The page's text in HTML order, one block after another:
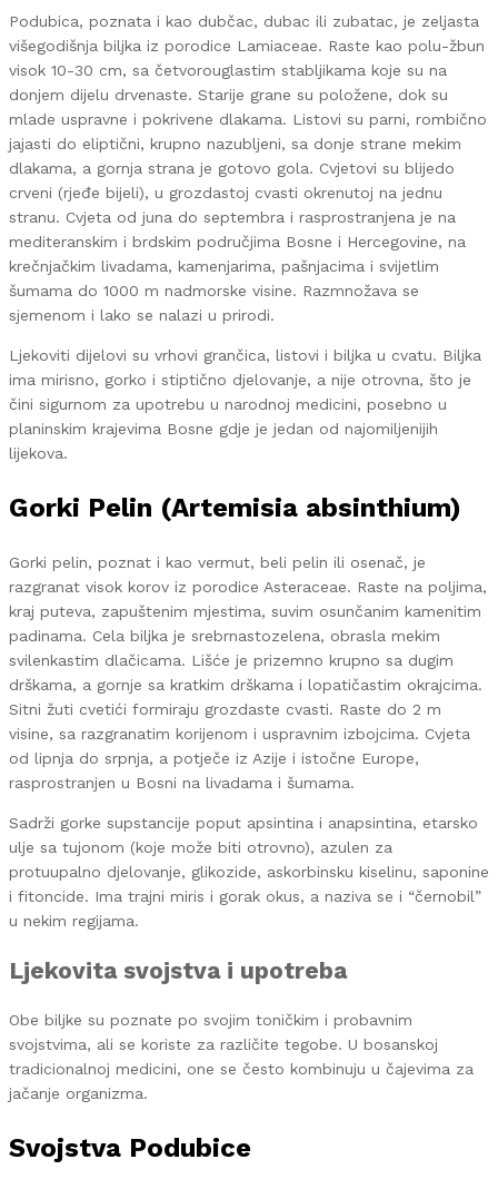
Podubica, poznata i kao dubčac, dubac ili zubatac, je zeljasta
višegodišnja biljka iz porodice Lamiaceae. Raste kao polu-žbun
visok 10-30 cm, sa četvorouglastim stabljikama koje su na
donjem dijelu drvenaste. Starije grane su položene, dok su
mlade uspravne i pokrivene dlakama. Listovi su parni, rombično
jajasti do eliptični, krupno nazubljeni, sa donje strane mekim
dlakama, a gornja strana je gotovo gola. Cvjetovi su blijedo
crveni (rjeđe bijeli), u grozdastoj cvasti okrenutoj na jednu
stranu. Cvjeta od juna do septembra i rasprostranjena je na
mediteranskim i brdskim područjima Bosne i Hercegovine, na
krečnjačkim livadama, kamenjarima, pašnjacima i svijetlim
šumama do 1000 m nadmorske visine. Razmnožava se
sjemenom i lako se nalazi u prirodi.
Ljekoviti dijelovi su vrhovi grančica, listovi i biljka u cvatu. Biljka
ima mirisno, gorko i stiptično djelovanje, a nije otrovna, što je
čini sigurnom za upotrebu u narodnoj medicini, posebno u
planinskim krajevima Bosne gdje je jedan od najomiljenijih
lijekova.
Gorki Pelin (Artemisia absinthium)
Gorki pelin, poznat i kao vermut, beli pelin ili osenač, je
razgranat visok korov iz porodice Asteraceae. Raste na poljima,
kraj puteva, zapuštenim mjestima, suvim osunčanim kamenitim
padinama. Cela biljka je srebrnastozelena, obrasla mekim
svilenkastim dlačicama. Lišće je prizemno krupno sa dugim
drškama, a gornje sa kratkim drškama i lopatičastim okrajcima.
Sitni žuti cvetići formiraju grozdaste cvasti. Raste do 2 m
visine, sa razgranatim korijenom i uspravnim izbojcima. Cvjeta
od lipnja do srpnja, a potječe iz Azije i istočne Europe,
rasprostranjen u Bosni na livadama i šumama.
Sadrži gorke supstancije poput apsintina i anapsintina, etarsko
ulje sa tujonom (koje može biti otrovno), azulen za
protuupalno djelovanje, glikozide, askorbinsku kiselinu, saponine
i fitoncide. Ima trajni miris i gorak okus, a naziva se i “černobil”
u nekim regijama.
Ljekovita svojstva i upotreba
Obe biljke su poznate po svojim toničkim i probavnim
svojstvima, ali se koriste za različite tegobe. U bosanskoj
tradicionalnoj medicini, one se često kombinuju u čajevima za
jačanje organizma.
Svojstva Podubice